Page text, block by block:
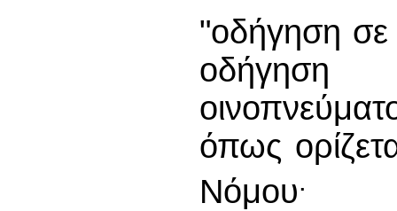
"οδήγηση σε
οδήγηση
όπως
Νόμου.